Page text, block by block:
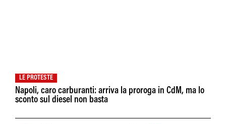
LE PROTESTE
Napoli, caro carburanti: arriva la proroga in CdM, ma lo
sconto sul diesel non basta